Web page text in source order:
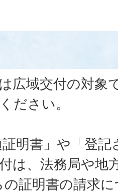
広域交付の対象
ださい。
証明書」や「登
は、法務局や地
証明書の請求